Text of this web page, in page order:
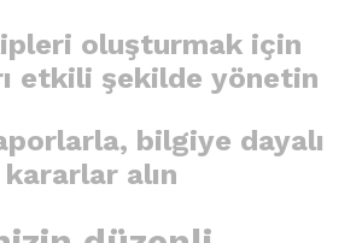
oluşturmak için
etkili şekilde yönetin
bilgiye dayalı
kararlar alın